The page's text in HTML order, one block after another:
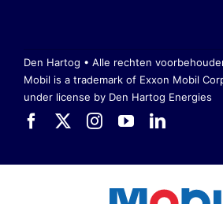
Den Hartog • Alle rechten
Mobil is a trademark of Exxon Mobil
under license by Den Hartog Energies